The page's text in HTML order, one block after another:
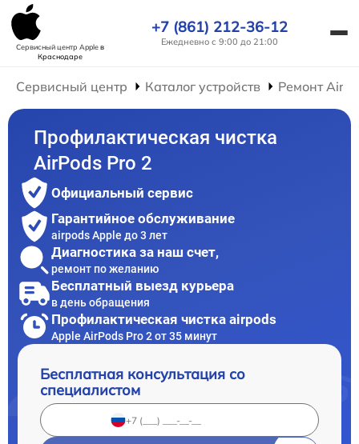
Сервисный центр Appleв
Краснодаре
+7 (861) 212-36-12
Ежедневно с 9:00 до 21:00
Сервисный центр Каталог устройств Ремонт
Профилактическая чистка
AirPods Pro 2
Официальный сервис
Гарантийное обслуживание
airpods Apple до 3 лет
Диагностика за наш счет,
ремонт по желанию
Бесплатный выезд курьера
в день обращения
Профилактическая чистка airpods
Apple AirPods Pro 2 от 35 минут
Бесплатная консультация со
специалистом